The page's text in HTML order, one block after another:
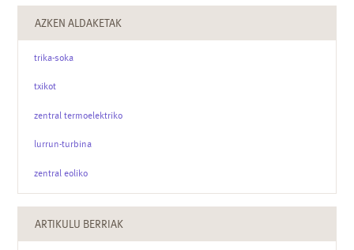
AZKEN ALDAKETAK
trika-soka
txikot
zentral termoelektriko
lurrun-turbina
zentral eoliko
ARTIKULU BERRIAK